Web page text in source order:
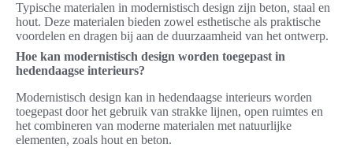
Typische materialen in modernistisch design zijn beton, staal en
hout. Deze materialen bieden zowel esthetische als praktische
voordelen en dragen bij aan de duurzaamheid van het ontwerp.
Hoe kan modernistisch design worden toegepast in
hedendaagse interieurs?
Modernistisch design kan in hedendaagse interieurs worden
toegepast door het gebruik van strakke lijnen, open ruimtes en
het combineren van moderne materialen met natuurlijke
elementen, zoals hout en beton.